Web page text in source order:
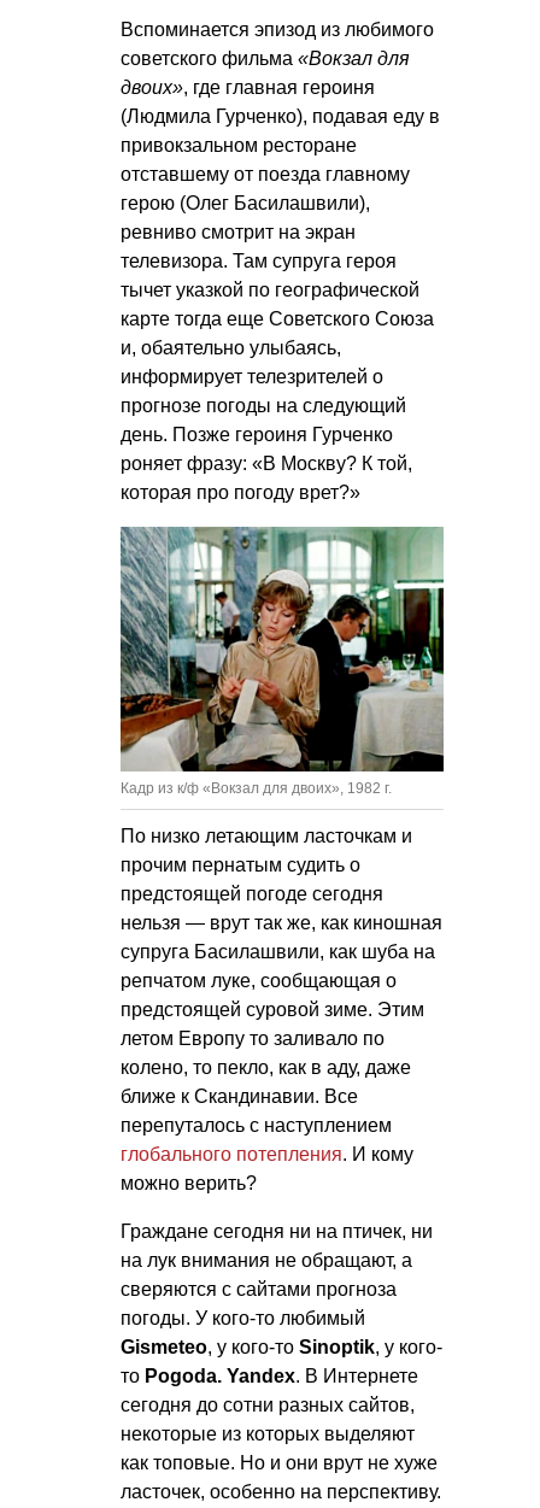
Вспоминается эпизод из любимого
советского фильма «Вокзал для
двоих», где главная героиня
(Людмила Гурченко), подавая еду в
привокзальном ресторане
отставшему от поезда главному
герою (Олег Басилашвили),
ревниво смотрит на экран
телевизора. Там супруга героя
тычет указкой по географической
карте тогда еще Советского Союза
и, обаятельно улыбаясь,
информирует телезрителей о
прогнозе погоды на следующий
день. Позже героиня Гурченко
роняет фразу: «В Москву? К той,
которая про погоду врет?»
Кадр из к/ф «Вокзал для двоих», 1982 г.
По низко летающим ласточкам и
прочим пернатым судить о
предстоящей погоде сегодня
нельзя — врут так же, как киношная
супруга Басилашвили, как шуба на
репчатом луке, сообщающая о
предстоящей суровой зиме. Этим
летом Европу то заливало по
колено, то пекло, как в аду, даже
ближе к Скандинавии. Все
перепуталось с наступлением
глобального потепления. И кому
можно верить?
Граждане сегодня ни на птичек, ни
на лук внимания не обращают, а
сверяются с сайтами прогноза
погоды. У кого-то любимый
Gismeteo, у кого-то Sinoptik, у кого-
то Pogoda. Yandex. В Интернете
сегодня до сотни разных сайтов,
некоторые из которых выделяют
как топовые. Но и они врут не хуже
ласточек, особенно на перспективу.